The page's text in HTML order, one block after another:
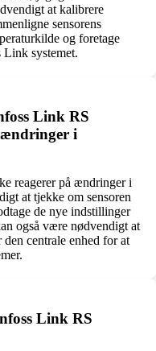
at kalibrere
sensorens
og foretage
systemet.
Link RS
ændringer i
reagerer på ændringer i
at tjekke om sensoren
de nye indstillinger
også være nødvendigt at
centrale enhed for at
Link RS